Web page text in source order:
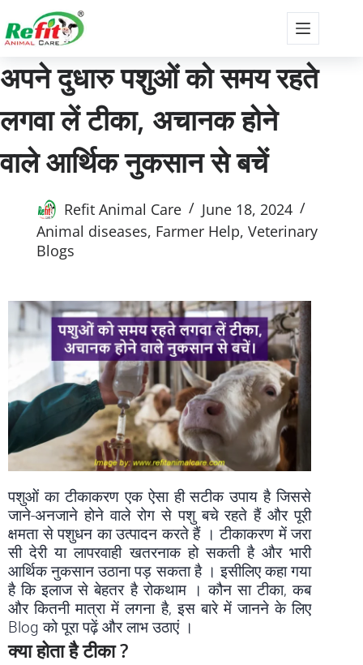
अपने दुधारु पशुओं को समय रहते
लगवा लें टीका, अचानक होने
वाले आर्थिक नुकसान से बचें
Refit Animal Care
June 18, 2024
Animal diseases, Farmer Help, Veterinary
Blogs
पशुओं का टीकाकरण एक ऐसा ही सटीक उपाय है जिससे
जाने-अनजाने होने वाले रोग से पशु बचे रहते हैं और पूरी
क्षमता से पशुधन का उत्पादन करते हैं । टीकाकरण में जरा
सी देरी या लापरवाही खतरनाक हो सकती है और भारी
आर्थिक नुकसान उठाना पड़ सकता है । इसीलिए कहा गया
है कि इलाज से बेहतर है रोकथाम । कौन सा टीका, कब
और कितनी मात्रा में लगना है, इस बारे में जानने के लिए
Blog को पूरा पढ़ें और लाभ उठाएं ।
क्या होता है टीका ?